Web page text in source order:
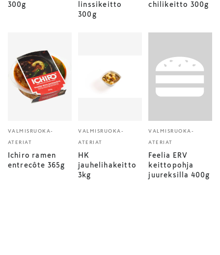
300g
linssikeitto
300g
chilikeitto 300g
VALMISRUOKA-
ATERIAT
Ichiro ramen
entrecôte 365g
VALMISRUOKA-
ATERIAT
HK
jauhelihakeitto
3kg
VALMISRUOKA-
ATERIAT
Feelia ERV
keittopohja
juureksilla 400g